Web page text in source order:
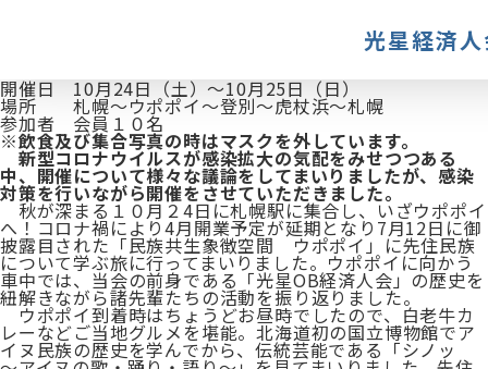
光星経済
開催日 10月24日（土）～10月25日（日）
場所 札幌～ウポポイ～登別～虎杖浜～札幌
参加者 会員１０名
※飲食及び集合写真の時はマスクを外しています。
新型コロナウイルスが感染拡大の気配をみせつつある
中、開催について様々な議論をしてまいりましたが、感染
対策を行いながら開催をさせていただきました。
秋が深まる１０月２4日に札幌駅に集合し、いざウポポイ
へ！コロナ禍により4月開業予定が延期となり7月12日に御
披露目された「民族共生象徴空間 ウポポイ」に先住民族
について学ぶ旅に行ってまいりました。ウポポイに向かう
車中では、当会の前身である「光星OB経済人会」の歴史を
紐解きながら諸先輩たちの活動を振り返りました。
ウポポイ到着時はちょうどお昼時でしたので、白老牛カ
レーなどご当地グルメを堪能。北海道初の国立博物館でア
イヌ民族の歴史を学んでから、伝統芸能である「シノッ